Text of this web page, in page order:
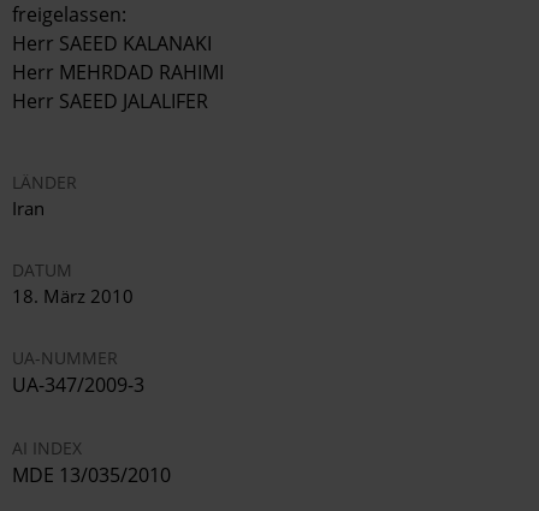
freigelassen:
Herr SAEED KALANAKI
Herr MEHRDAD RAHIMI
Herr SAEED JALALIFER
LÄNDER
Iran
DATUM
18. März 2010
UA-NUMMER
UA-347/2009-3
AI INDEX
MDE 13/035/2010